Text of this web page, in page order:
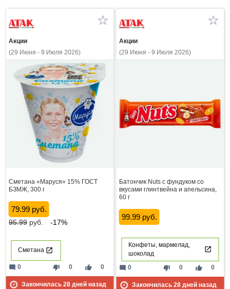
Акции
(29 Июня - 9 Июля 2026)
Сметана «Маруся» 15% ГОСТ
БЗМЖ, 300 г
79.99 руб.
95.99руб. -17%
Сметана
thumb_down 0 thumb_up 0
mode_comment 0
Закончилась 28дней назад
Акции
(29 Июня - 9 Июля 2026)
Батончик Nuts с фундуком со
вкусами глинтвейна и апельсина,
60 г
99.99 руб.
Конфеты, мармелад,
шоколад
thumb_down 0 thumb_up 0
mode_comment 0
Закончилась 28дней назад